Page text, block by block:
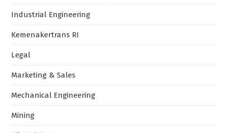
Industrial Engineering
Kemenakertrans RI
Legal
Marketing & Sales
Mechanical Engineering
Mining